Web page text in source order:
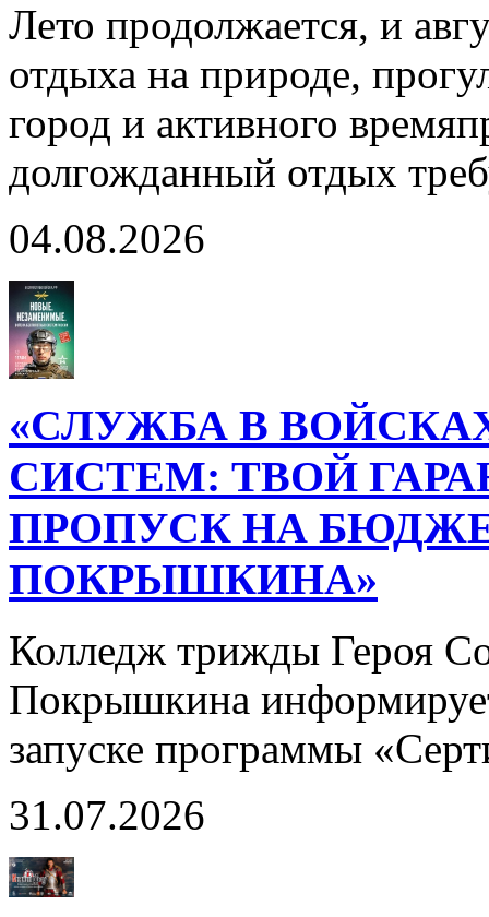
Лето продолжается, и
отдыха на природе,
город и активного
долгожданный отдых
04.08.2026
«СЛУЖБА В
СИСТЕМ: ТВОЙ
ПРОПУСК НА
ПОКРЫШКИНА»
Колледж трижды Героя
Покрышкина
запуске программы
31.07.2026